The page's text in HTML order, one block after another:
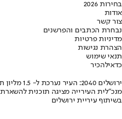
בחירות 2026
אודות
צור קשר
נבחרת הכתבים והפרשנים
מדיניות פרטיות
הצהרת נגישות
תנאי שימוש
כדאילהכיר
ירושלים 2040: העיר נערכת ל- 1.5 מליון תושבים
מנכ"לית העירייה מציגה תוכנית
בשיתוף עיריית ירושלים